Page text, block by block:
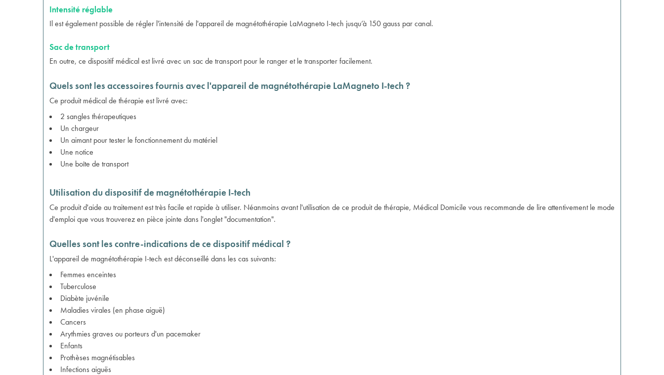
Intensité réglable
Il est également possible de régler l'intensité de l'appareil de magnétothérapie LaMagneto I-tech jusqu’à 150 gauss par canal.
Sac de transport
En outre, ce dispositif médical est livré avec un sac de transport pour le ranger et le transporter facilement.
Quels sont les accessoires fournis avec l'appareil de magnétothérapie LaMagneto I-tech ?
Ce produit médical de thérapie est livré avec:
2 sangles thérapeutiques
Un chargeur
Un aimant pour tester le fonctionnement du matériel
Une notice
Une boîte de transport
Utilisation du dispositif de magnétothérapie I-tech
Ce produit d'aide au traitement est très facile et rapide à utiliser. Néanmoins avant l'utilisation de ce produit de thérapie, Médical Domicile vous recommande de lire attentivement le mode
d'emploi que vous trouverez en pièce jointe dans l'onglet "documentation".
Quelles sont les contre-indications de ce dispositif médical ?
L'appareil de magnétothérapie I-tech est déconseillé dans les cas suivants:
Femmes enceintes
Tuberculose
Diabète juvénile
Maladies virales (en phase aiguë)
Cancers
Arythmies graves ou porteurs d'un pacemaker
Enfants
Prothèses magnétisables
Infections aiguës